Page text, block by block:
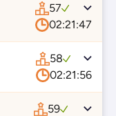
57
02:21:47
58
02:21:56
59